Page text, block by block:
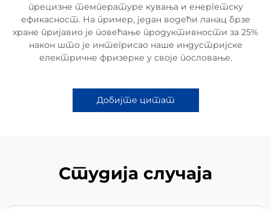
прецизне температуре кувања и енергетску
ефикасност. На пример, један водећи ланац брзе
хране пријавио је повећање продуктивности за 25%
након што је интегрисао наше индустријске
електричне фризерке у своје пословање.
Добијте цитат
Студија случаја